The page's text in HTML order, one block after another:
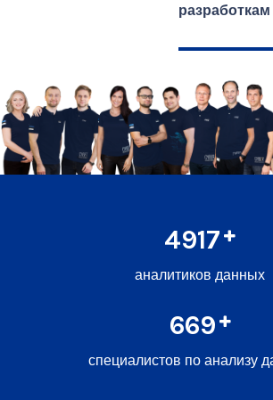
разработкам
6667
аналитиков данных
907
специалистов по анализу